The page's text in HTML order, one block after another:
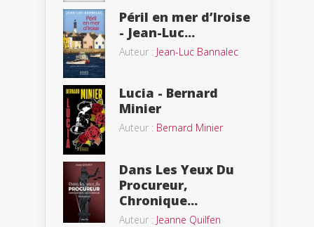
Péril en mer d’Iroise
- Jean-Luc...
Auteur : Jean-Luc Bannalec
Lucia - Bernard
Minier
Auteur : Bernard Minier
Dans Les Yeux Du
Procureur,
Chronique...
Auteur : Jeanne Quilfen